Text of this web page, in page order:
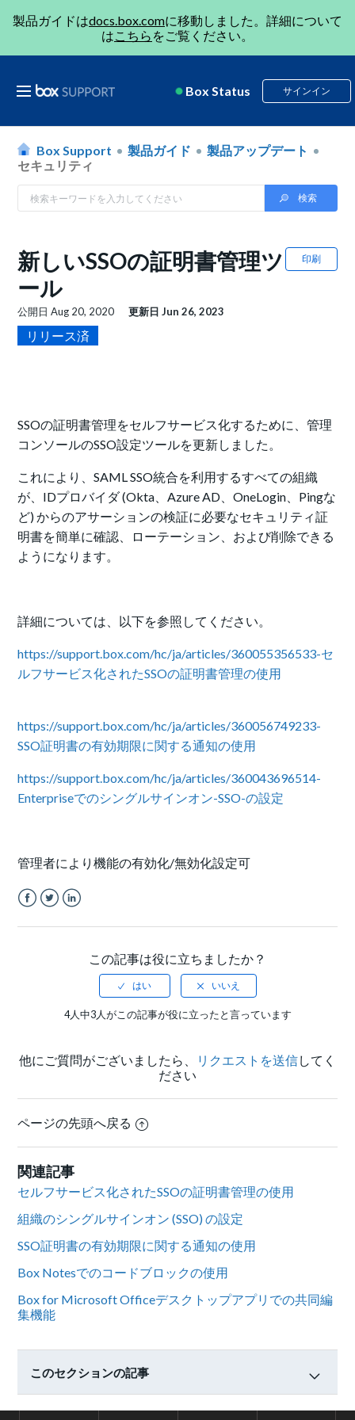
製品ガイドはdocs.box.comに移動しました。詳細について
はこちら をご覧ください。
Box Status サインイン
Box Support 製品ガイド
製品アップデート
セキュリティ
印刷
新しいSSOの証明書管理ツ
ール
公開日Aug 20, 2020 更新日Jun 26, 2023
リリース済
SSOの証明書管理をセルフサービス化するために、管理
コンソールのSSO設定ツールを更新しました。
これにより、SAML SSO統合を利用するすべての組織
が、IDプロバイダ (Okta、Azure AD、OneLogin、Pingな
ど) からのアサーションの検証に必要なセキュリティ証
明書を簡単に確認、ローテーション、および削除できる
ようになります。
詳細については、以下を参照してください。
https://support.box.com/hc/ja/articles/360055356533-セ
ルフサービス化されたSSOの証明書管理の使用
https://support.box.com/hc/ja/articles/360056749233-
SSO証明書の有効期限に関する通知の使用
https://support.box.com/hc/ja/articles/360043696514-
Enterpriseでのシングルサインオン-SSO-の設定
管理者により機能の有効化/無効化設定可
この記事は役に立ちましたか？
4人中3人がこの記事が役に立ったと言っています
他にご質問がございましたら、 リクエストを送信してく
ださい
ページの先頭へ戻る
関連記事
セルフサービス化されたSSOの証明書管理の使用
組織のシングルサインオン (SSO) の設定
SSO証明書の有効期限に関する通知の使用
Box Notesでのコードブロックの使用
Box for Microsoft Officeデスクトップアプリでの共同編
集機能
このセクションの記事